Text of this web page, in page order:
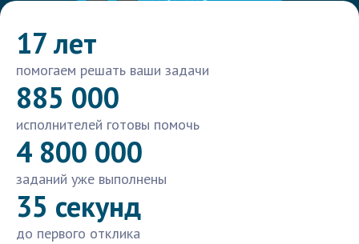
17 лет
помогаем решать ваши задачи
885 000
исполнителей готовы помочь
4 800 000
заданий уже выполнены
35 секунд
до первого отклика